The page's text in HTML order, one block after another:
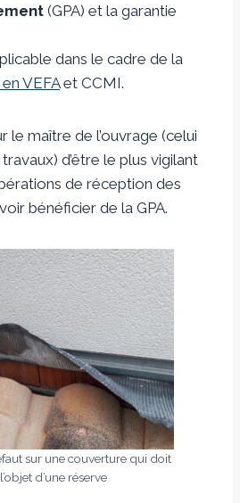
(GPA) et la garantie
dans le cadre de la
VEFAet CCMI.
le maître de l’ouvrage (celui
d’être le plus vigilant
de réception des
bénéficier de la GPA.
sur une couverture qui doit
d’une réserve